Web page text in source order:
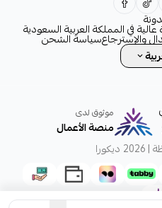
في المملكة العربية السعودية
والإسترجاعسياسة الشحن
موثوق لدى
منصة الأعمال
ديكورا